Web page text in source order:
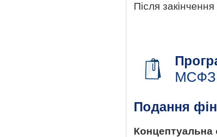
Після
Подання
Концептуальна